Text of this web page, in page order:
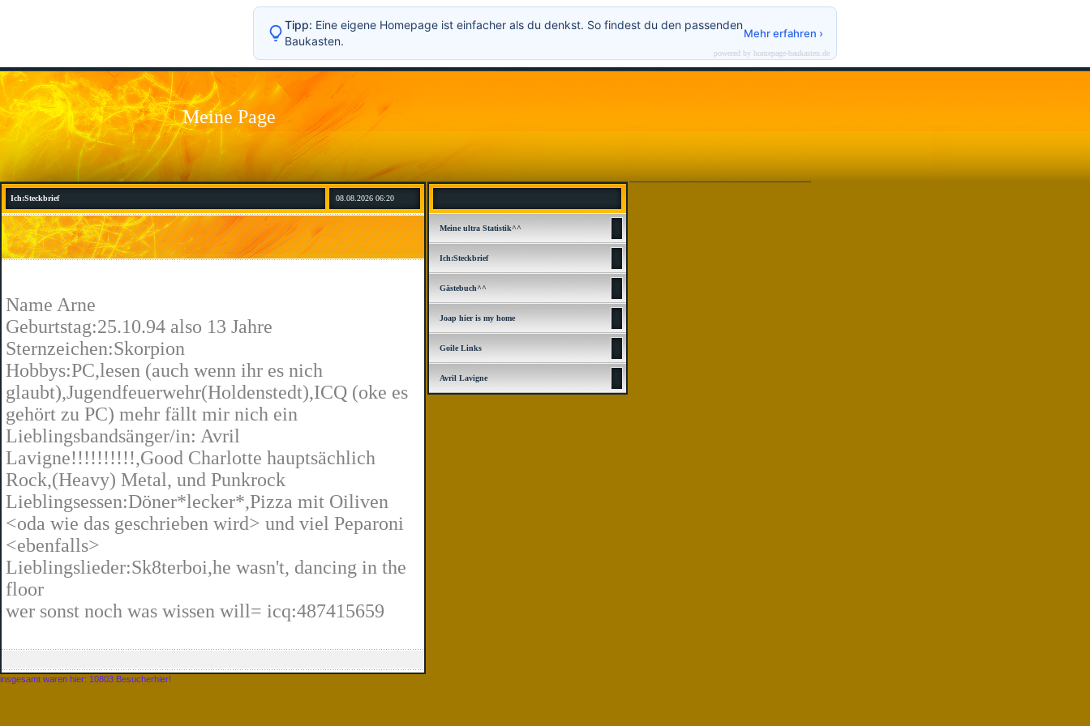
Meine Page
Ich:Steckbrief 08.08.2026 06:20
Name Arne
Geburtstag:25.10.94 also 13 Jahre
Sternzeichen:Skorpion
Hobbys:PC,lesen (auch wenn ihr es nich
glaubt),Jugendfeuerwehr(Holdenstedt),ICQ (oke es
gehört zu PC) mehr fällt mir nich ein
Lieblingsbandsänger/in: Avril
Lavigne!!!!!!!!!!,Good Charlotte hauptsächlich
Rock,(Heavy) Metal, und Punkrock
Lieblingsessen:Döner*lecker*,Pizza mit Oiliven
<oda wie das geschrieben wird> und viel Peparoni
<ebenfalls>
Lieblingslieder:Sk8terboi,he wasn't, dancing in the
floor
wer sonst noch was wissen will= icq:487415659
Meine ultra Statistik^^
Ich:Steckbrief
Gästebuch^^
Joap hier is my home
Goile Links
Avril Lavigne
insgesamt waren hier: 10803 Besucherhier!
Tipp: Eine eigene Homepage ist einfacher als du denkst. So findest du den passenden
Baukasten.
Mehr erfahren ›
powered by homepage-baukasten.de